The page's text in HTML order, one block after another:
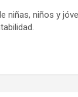
niñas, niños y